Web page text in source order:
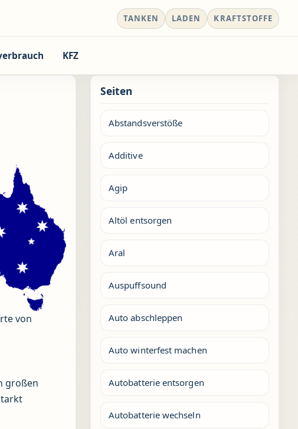
TANKEN LADEN KRAFTSTOFFE
KFZ
von
großen
Seiten
Abstandsverstöße
Additive
Agip
Altöl entsorgen
Aral
Auspuffsound
Auto abschleppen
Auto winterfest machen
Autobatterie entsorgen
Autobatterie wechseln